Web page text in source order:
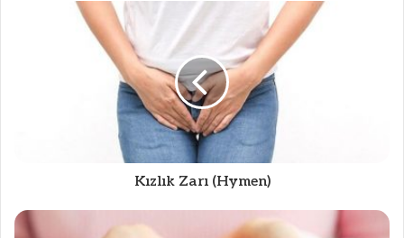
Kızlık Zarı (Hymen)